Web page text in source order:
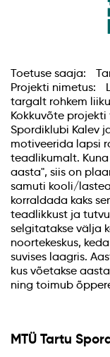
Toetuse saaja:
Projekti nimetus:
targalt rohkem
Kokkuvõte
Spordiklubi Kalev
motiveerida lapsi
teadlikumalt.
aasta", siis on
samuti kooli/
korraldada kaks
teadlikkust ja
selgitatakse välja
noortekeskus,
suvises laagris.
kus võetakse
ning toimub
MTÜ Tartu